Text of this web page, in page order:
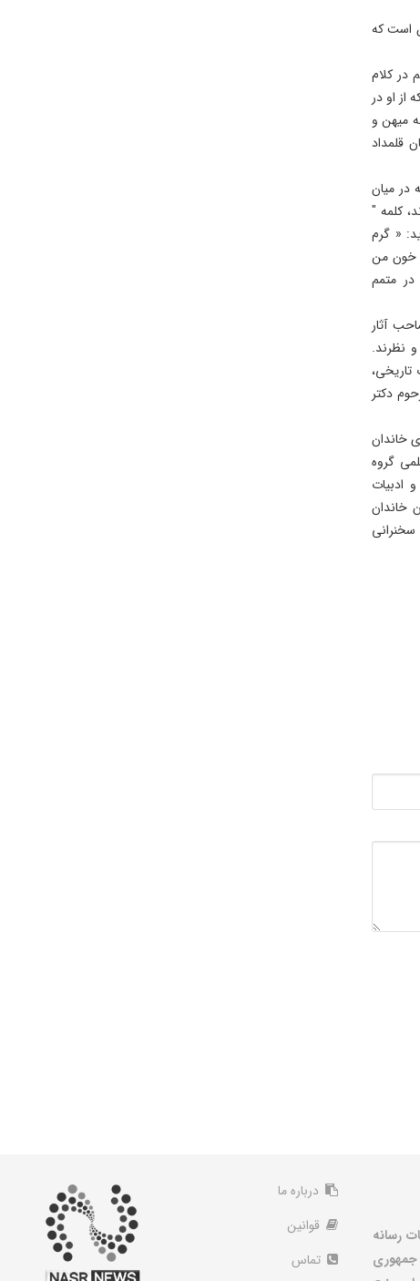
است که
کلام
او در
میهن و
قلمداد
در میان
کلمه "
« گرم
خون من
متمم
آثار
نظرند.
دکتر
خاندان
علمی گروه
ادبیات
خاندان
رسانه
جمهوری
درباره ما
قوانین
تماس